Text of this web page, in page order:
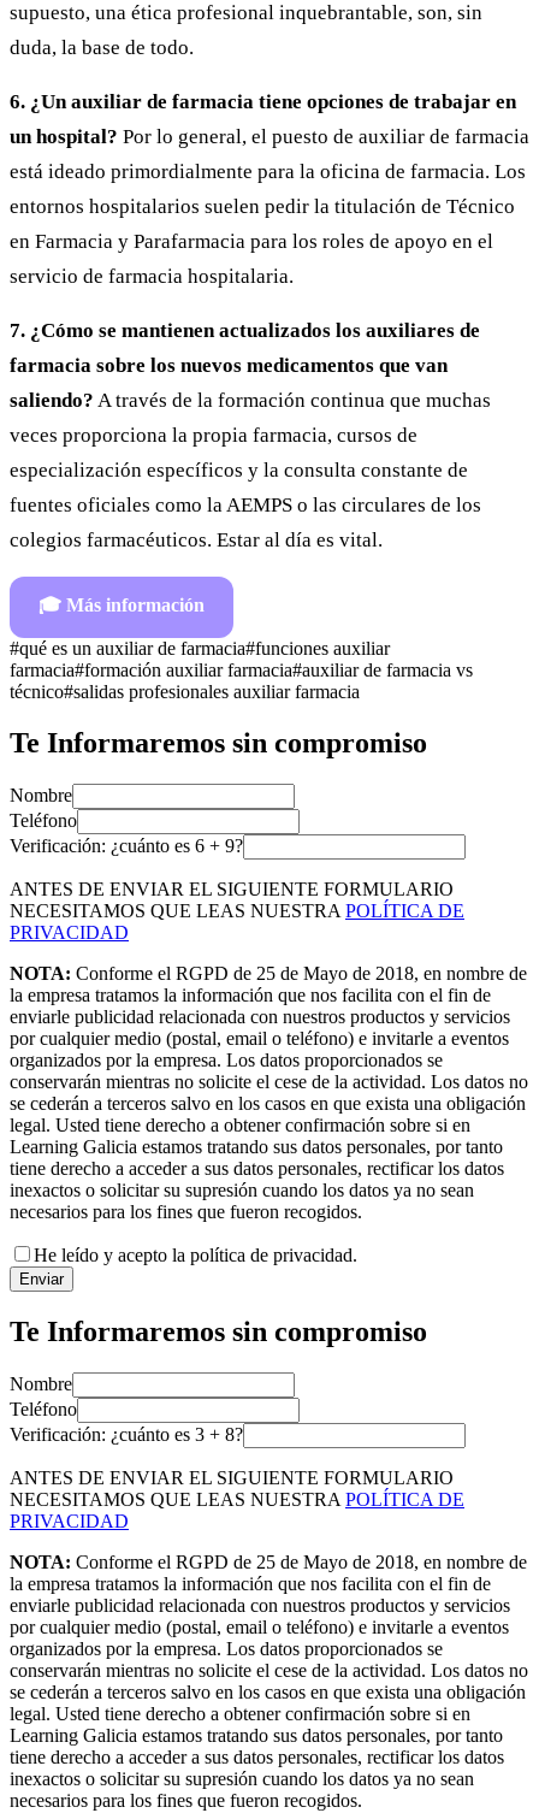
supuesto, una ética profesional inquebrantable, son, sin
duda, la base de todo.
6. ¿Un auxiliar de farmacia tiene opciones de trabajar en
un hospital? Por lo general, el puesto de auxiliar de farmacia
está ideado primordialmente para la oficina de farmacia. Los
entornos hospitalarios suelen pedir la titulación de Técnico
en Farmacia y Parafarmacia para los roles de apoyo en el
servicio de farmacia hospitalaria.
7. ¿Cómo se mantienen actualizados los auxiliares de
farmacia sobre los nuevos medicamentos que van
saliendo? A través de la formación continua que muchas
veces proporciona la propia farmacia, cursos de
especialización específicos y la consulta constante de
fuentes oficiales como la AEMPS o las circulares de los
colegios farmacéuticos. Estar al día es vital.
🎓 Más información
#qué es un auxiliar de farmacia#funciones auxiliar
farmacia#formación auxiliar farmacia#auxiliar de farmacia vs
técnico#salidas profesionales auxiliar farmacia
Te Informaremos sin compromiso
Nombre
Teléfono
Verificación: ¿cuánto es 6 + 9?
ANTES DE ENVIAR EL SIGUIENTE FORMULARIO
NECESITAMOS QUE LEAS NUESTRA POLÍTICA DE
PRIVACIDAD
NOTA: Conforme el RGPD de 25 de Mayo de 2018, en nombre de
la empresa tratamos la información que nos facilita con el fin de
enviarle publicidad relacionada con nuestros productos y servicios
por cualquier medio (postal, email o teléfono) e invitarle a eventos
organizados por la empresa. Los datos proporcionados se
conservarán mientras no solicite el cese de la actividad. Los datos no
se cederán a terceros salvo en los casos en que exista una obligación
legal. Usted tiene derecho a obtener confirmación sobre si en
Learning Galicia estamos tratando sus datos personales, por tanto
tiene derecho a acceder a sus datos personales, rectificar los datos
inexactos o solicitar su supresión cuando los datos ya no sean
necesarios para los fines que fueron recogidos.
He leído y acepto la política de privacidad.
Enviar
Te Informaremos sin compromiso
Nombre
Teléfono
Verificación: ¿cuánto es 3 + 8?
ANTES DE ENVIAR EL SIGUIENTE FORMULARIO
NECESITAMOS QUE LEAS NUESTRA POLÍTICA DE
PRIVACIDAD
NOTA: Conforme el RGPD de 25 de Mayo de 2018, en nombre de
la empresa tratamos la información que nos facilita con el fin de
enviarle publicidad relacionada con nuestros productos y servicios
por cualquier medio (postal, email o teléfono) e invitarle a eventos
organizados por la empresa. Los datos proporcionados se
conservarán mientras no solicite el cese de la actividad. Los datos no
se cederán a terceros salvo en los casos en que exista una obligación
legal. Usted tiene derecho a obtener confirmación sobre si en
Learning Galicia estamos tratando sus datos personales, por tanto
tiene derecho a acceder a sus datos personales, rectificar los datos
inexactos o solicitar su supresión cuando los datos ya no sean
necesarios para los fines que fueron recogidos.